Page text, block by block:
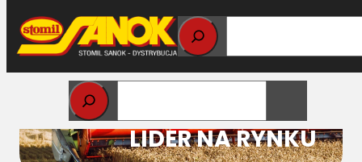
Przejdź
do
treści
STOMIL
LIDER NA RYNKU